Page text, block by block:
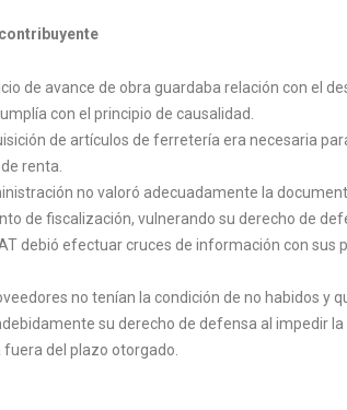
de avance de obra guardaba relación con el
con el principio de causalidad.
de artículos de ferretería era necesaria
renta.
no valoró adecuadamente la
de fiscalización, vulnerando su derecho de
debió efectuar cruces de información con sus
no tenían la condición de no habidos y
su derecho de defensa al impedir
del plazo otorgado.